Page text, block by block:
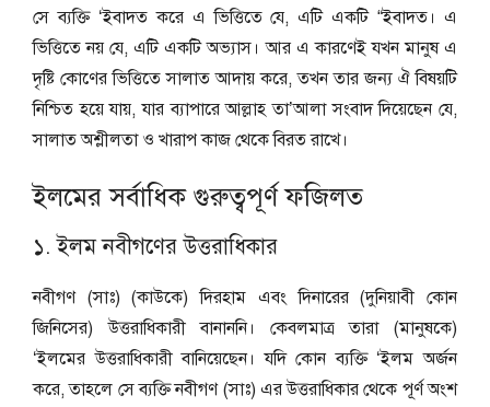
সে ব্যক্তি ‘ইবাদত করে এ ভিত্তিতে যে, এটি একটি “ইবাদত। এ
ভিত্তিতে নয় যে, এটি একটি অভ্যাস। আর এ কারণেই যখন মানুষ এ
দৃষ্টি কোণের ভিত্তিতে সালাত আদায় করে, তখন তার জন্য ঐ বিষয়টি
নিশ্চিত হয়ে যায়, যার ব্যাপারে আল্লাহ তা’আলা সংবাদ দিয়েছেন যে,
সালাত অশ্লীলতা ও খারাপ কাজ থেকে বিরত রাখে।
ইলমের সর্বাধিক গুরুত্বপূর্ণ ফজিলত
১. ইলম নবীগণের উত্তরাধিকার
নবীগণ (সাঃ) (কাউকে) দিরহাম এবং দিনারের (দুনিয়াবী কোন
জিনিসের) উত্তরাধিকারী বানাননি। কেবলমাত্র তারা (মানুষকে)
‘ইলমের উত্তরাধিকারী বানিয়েছেন। যদি কোন ব্যক্তি ‘ইলম অর্জন
করে, তাহলে সে ব্যক্তি নবীগণ (সাঃ) এর উত্তরাধিকার থেকে পূর্ণ অংশ